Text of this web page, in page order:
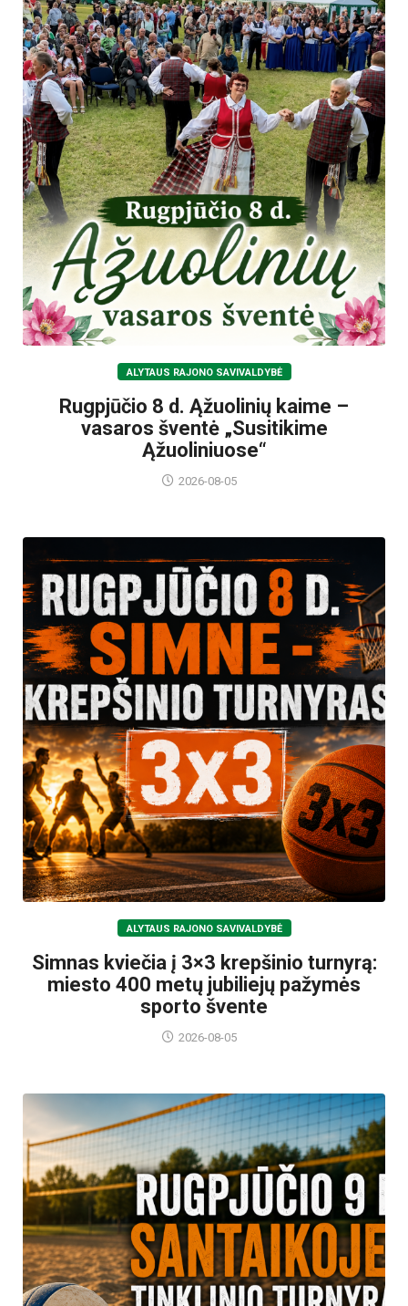
ALYTAUS RAJONO SAVIVALDYBĖ
Rugpjūčio 8 d. Ąžuolinių kaime –
vasaros šventė „Susitikime
Ąžuoliniuose“
2026-08-05
ALYTAUS RAJONO SAVIVALDYBĖ
Simnas kviečia į 3×3 krepšinio turnyrą:
miesto 400 metų jubiliejų pažymės
sporto švente
2026-08-05